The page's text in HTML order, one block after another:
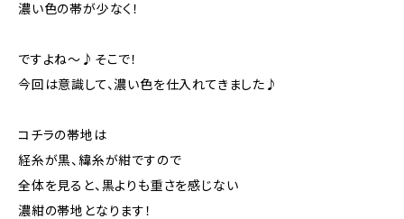
濃い色の帯が少なく！
ですよね～♪そこで！
今回は意識して、濃い色を仕入れてきました♪
コチラの帯地は
経糸が黒、緯糸が紺ですので
全体を見ると、黒よりも重さを感じない
濃紺の帯地となります！